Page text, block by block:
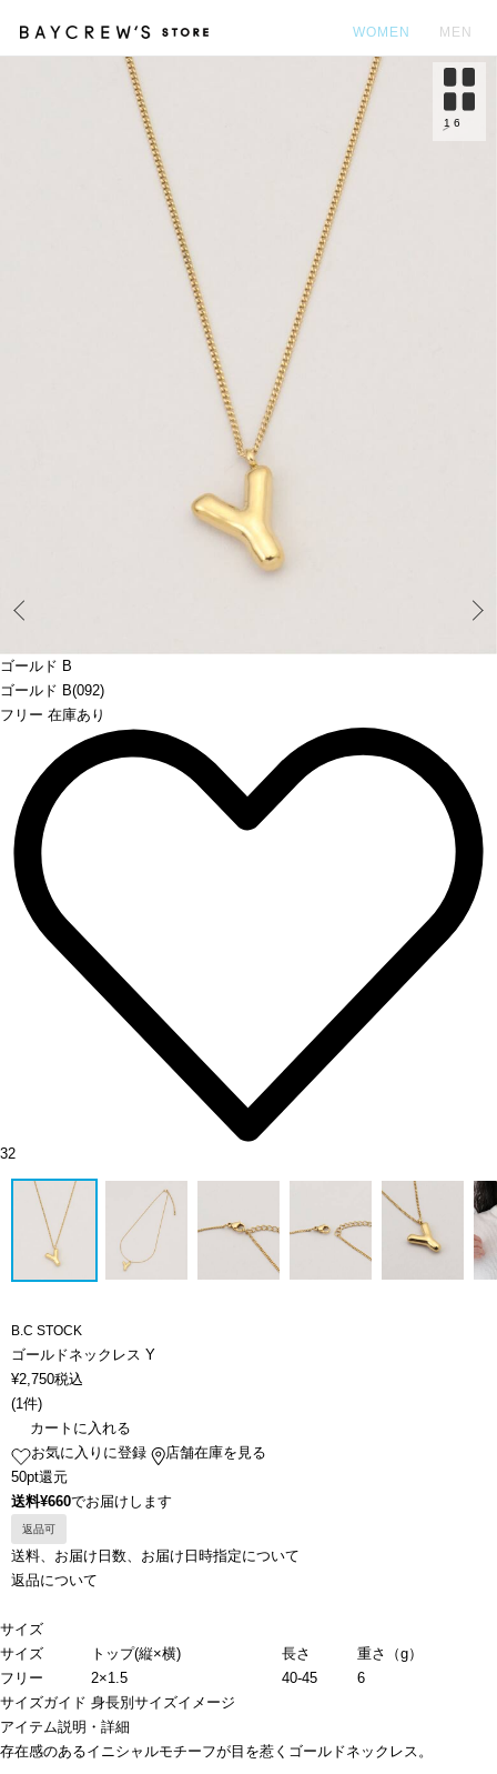
WOMEN MEN
ゴールド B
ゴールド B(092)
フリー 在庫あり
1 6
32
B.C STOCK
ゴールドネックレス Y
¥2,750税込
(1件)
カートに入れる
お気に入りに登録
店舗在庫を見る
50pt還元
送料¥660でお届けします
返品可
送料、お届け日数、お届け日時指定について
返品について
サイズ
サイズ
トップ(縦×横) 長さ
重さ（g）
フリー
2×1.5 40-45
6
サイズガイド 身長別サイズイメージ
アイテム説明・詳細
存在感のあるイニシャルモチーフが目を惹くゴールドネックレス。